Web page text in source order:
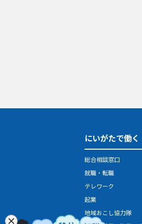
にいがたで働く
総合相談窓口
就職・転職
テレワーク
起業
地域おこし協力隊